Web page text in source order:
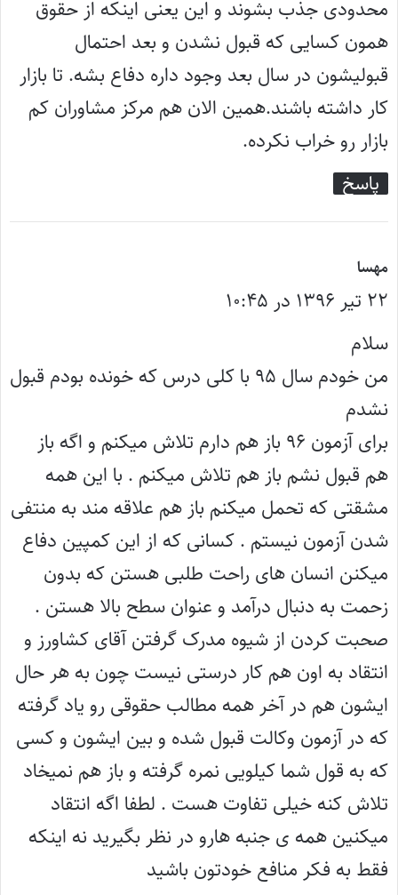
محدودی جذب بشوند و این یعنی اینکه از حقوق
همون کسایی که قبول نشدن و بعد احتمال
قبولیشون در سال بعد وجود داره دفاع بشه. تا بازار
کار داشته باشند.همین الان هم مرکز مشاوران کم
بازار رو خراب نکرده.
پاسخ
مهسا
ف
ت
:
۲۲ تیر ۱۳۹۶ در ۱۰:۴۵
سلام
من خودم سال ۹۵ با کلی درس که خونده بودم قبول
نشدم
برای آزمون ۹۶ باز هم دارم تلاش میکنم و اگه باز
هم قبول نشم باز هم تلاش میکنم . با این همه
مشقتی که تحمل میکنم باز هم علاقه مند به منتفی
شدن آزمون نیستم . کسانی که از این کمپین دفاع
میکنن انسان های راحت طلبی هستن که بدون
زحمت به دنبال درآمد و عنوان سطح بالا هستن .
صحبت کردن از شیوه مدرک گرفتن آقای کشاورز و
انتقاد به اون هم کار درستی نیست چون به هر حال
ایشون هم در آخر همه مطالب حقوقی رو یاد گرفته
که در آزمون وکالت قبول شده و بین ایشون و کسی
که به قول شما کیلویی نمره گرفته و باز هم نمیخاد
تلاش کنه خیلی تفاوت هست . لطفا اگه انتقاد
میکنین همه ی جنبه هارو در نظر بگیرید نه اینکه
فقط به فکر منافع خودتون باشید